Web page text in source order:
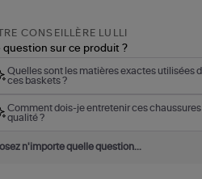
CONSEILLÈRE LULLI
question sur ce produit ?
Quelles sont les matières exactes utilisées
ces baskets ?
Comment dois-je entretenir ces
qualité ?